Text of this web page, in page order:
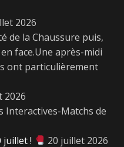
2026
de la Chaussure puis,
face.Une après-midi
ont particulièrement
2026
Interactives-Matchs de
juillet !
20 juillet 2026